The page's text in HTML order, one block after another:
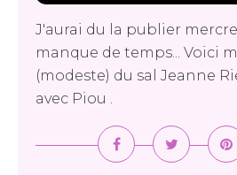
J'aurai du la publier
manque de temps... Voici
(modeste) du sal Jeanne
avec Piou .